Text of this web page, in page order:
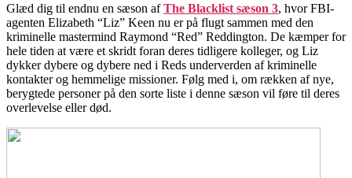
Glæd dig til endnu en sæson afThe Blacklist sæson 3, hvor FBI-
agenten Elizabeth “Liz” Keen nu er på flugt sammen med den
kriminelle mastermind Raymond “Red” Reddington. De kæmper for
hele tiden at være et skridt foran deres tidligere kolleger, og Liz
dykker dybere og dybere ned i Reds underverden af kriminelle
kontakter og hemmelige missioner. Følg med i, om rækken af nye,
berygtede personer på den sorte liste i denne sæson vil føre til deres
overlevelse eller død.